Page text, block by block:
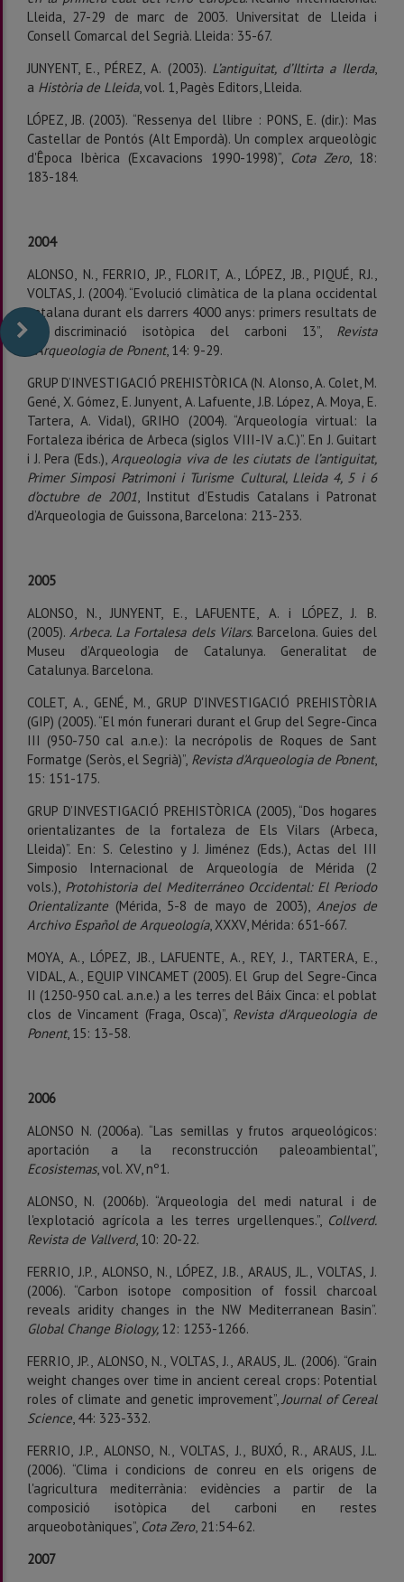
Lleida, 27-29 de marc de 2003. Universitat de Lleida i
Consell Comarcal del Segrià. Lleida: 35-67.
JUNYENT, E., PÉREZ, A. (2003). L’antiguitat, d’Iltirta a Ilerda,
a Història de Lleida, vol. 1, Pagès Editors, Lleida.
LÓPEZ, JB. (2003). “Ressenya del llibre : PONS, E. (dir.): Mas
Castellar de Pontós (Alt Empordà). Un complex arqueològic
d'Êpoca Ibèrica (Excavacions 1990-1998)”, Cota Zero, 18:
183-184.
2004
ALONSO, N., FERRIO, JP., FLORIT, A., LÓPEZ, JB., PIQUÉ, RJ.,
VOLTAS, J. (2004). “Evolució climàtica de la plana occidental
catalana durant els darrers 4000 anys: primers resultats de
la discriminació isotòpica del carboni 13”, Revista
d'Arqueologia de Ponent, 14: 9-29.
GRUP D’INVESTIGACIÓ PREHISTÒRICA (N. Alonso, A. Colet, M.
Gené, X. Gómez, E. Junyent, A. Lafuente, J.B. López, A. Moya, E.
Tartera, A. Vidal), GRIHO (2004). “Arqueología virtual: la
Fortaleza ibérica de Arbeca (siglos VIII-IV a.C.)”. En J. Guitart
i J. Pera (Eds.),Arqueologia viva de les ciutats de l’antiguitat,
Primer Simposi Patrimoni i Turisme Cultural, Lleida 4, 5 i 6
d’octubre de 2001, Institut d’Estudis Catalans i Patronat
d’Arqueologia de Guissona, Barcelona: 213-233.
2005
ALONSO, N., JUNYENT, E., LAFUENTE, A. i LÓPEZ, J. B.
(2005).Arbeca. La Fortalesa dels Vilars. Barcelona. Guies del
Museu d’Arqueologia de Catalunya. Generalitat de
Catalunya. Barcelona.
COLET, A., GENÉ, M., GRUP D'INVESTIGACIÓ PREHISTÒRIA
(GIP) (2005). “El món funerari durant el Grup del Segre-Cinca
III (950-750 cal a.n.e.): la necrópolis de Roques de Sant
Formatge (Seròs, el Segrià)”, Revista d'Arqueologia de Ponent,
15: 151-175.
GRUP D’INVESTIGACIÓ PREHISTÒRICA (2005), “Dos hogares
orientalizantes de la fortaleza de Els Vilars (Arbeca,
Lleida)”. En: S. Celestino y J. Jiménez (Eds.), Actas del III
Simposio Internacional de Arqueología de Mérida (2
vols.), Protohistoria del Mediterráneo Occidental: El Periodo
Orientalizante (Mérida, 5-8 de mayo de 2003), Anejos de
Archivo Español de Arqueología, XXXV, Mérida: 651-667.
MOYA, A., LÓPEZ, JB., LAFUENTE, A., REY, J., TARTERA, E.,
VIDAL, A., EQUIP VINCAMET (2005). El Grup del Segre-Cinca
II (1250-950 cal. a.n.e.) a les terres del Báix Cinca: el poblat
clos de Vincament (Fraga, Osca)”, Revista d'Arqueologia de
Ponent, 15: 13-58.
2006
ALONSO N. (2006a). “Las semillas y frutos arqueológicos:
aportación a la reconstrucción paleoambiental”,
Ecosistemas, vol. XV, nº1.
ALONSO, N. (2006b). “Arqueologia del medi natural i de
l'explotació agrícola a les terres urgellenques.”, Collverd.
Revista de Vallverd, 10: 20-22.
FERRIO, J.P., ALONSO, N., LÓPEZ, J.B., ARAUS, JL., VOLTAS, J.
(2006). “Carbon isotope composition of fossil charcoal
reveals aridity changes in the NW Mediterranean Basin”.
Global Change Biology, 12: 1253-1266.
FERRIO, JP., ALONSO, N., VOLTAS, J., ARAUS, JL. (2006). “Grain
weight changes over time in ancient cereal crops: Potential
roles of climate and genetic improvement”,Journal of Cereal
Science, 44: 323-332.
FERRIO, J.P., ALONSO, N., VOLTAS, J., BUXÓ, R., ARAUS, J.L.
(2006). “Clima i condicions de conreu en els origens de
l'agricultura mediterrània: evidències a partir de la
composició isotòpica del carboni en restes
arqueobotàniques”, Cota Zero, 21:54-62.
2007